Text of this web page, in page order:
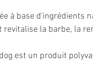
à base d'ingrédients
la barbe, la
est un produit